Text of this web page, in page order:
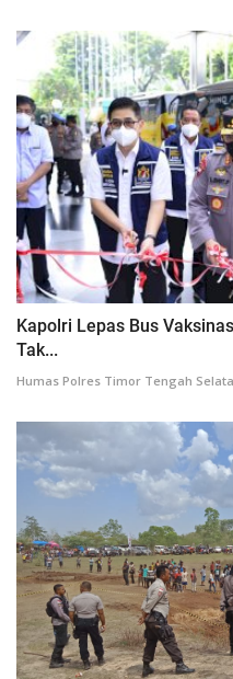
Kapolri Lepas Bus
Tak...
Humas Polres Timor Tengah